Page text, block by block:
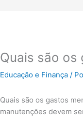
Quais são os
Educação e Finança /
Quais são os gastos
manutenções devem